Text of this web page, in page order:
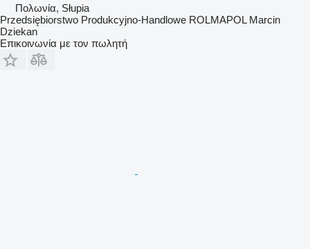
Πολωνία, Słupia
Przedsiębiorstwo Produkcyjno-Handlowe ROLMAPOL Marcin
Dziekan
Επικοινωνία με τον πωλητή